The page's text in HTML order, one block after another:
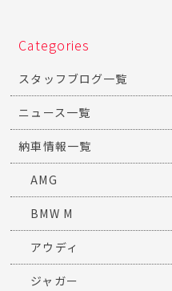
Categories
スタッフブログ一覧
ニュース一覧
納車情報一覧
AMG
BMW M
アウディ
ジャガー